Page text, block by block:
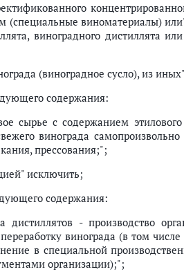
(специальные виноматериалы)
виноградного дистиллята
(виноградное сусло), из
содержания:
сырье с содержанием
винограда
прессования;";
исключить;
содержания:
- производство
винограда (в том
в специальной
организации);";